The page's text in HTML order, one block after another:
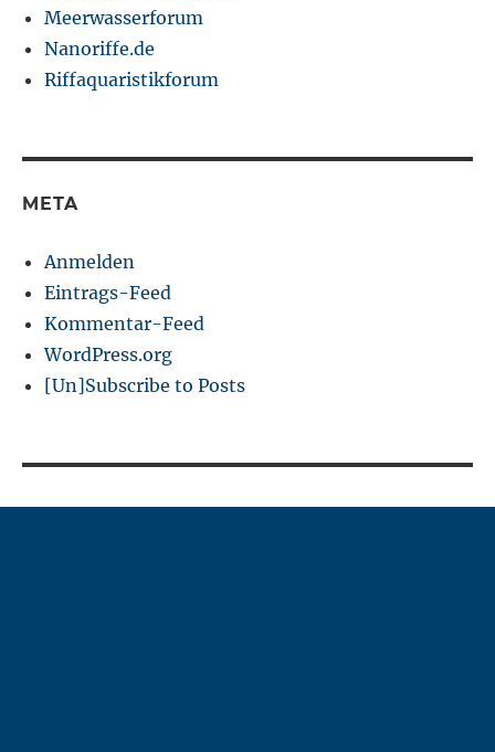
Meerwasserforum
Nanoriffe.de
Riffaquaristikforum
META
Anmelden
Eintrags-Feed
Kommentar-Feed
WordPress.org
[Un]Subscribe to Posts